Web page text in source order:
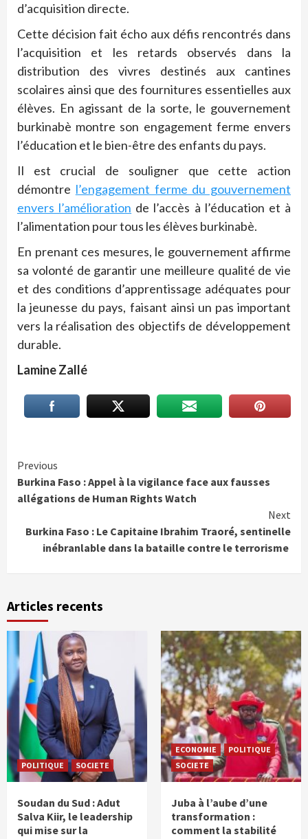
d’acquisition directe.
Cette décision fait écho aux défis rencontrés dans
l’acquisition et les retards observés dans la
distribution des vivres destinés aux cantines
scolaires ainsi que des fournitures essentielles aux
élèves. En agissant de la sorte, le gouvernement
burkinabè montre son engagement ferme envers
l’éducation et le bien-être des enfants du pays.
Il est crucial de souligner que cette action
démontre l’engagement ferme du gouvernement
envers l’amélioration de l’accès à l’éducation et à
l’alimentation pour tous les élèves burkinabè.
En prenant ces mesures, le gouvernement affirme
sa volonté de garantir une meilleure qualité de vie
et des conditions d’apprentissage adéquates pour
la jeunesse du pays, faisant ainsi un pas important
vers la réalisation des objectifs de développement
durable.
Lamine Zallé
Continue
Reading
Previous
Burkina Faso : Appel à la vigilance face aux fausses
allégations de Human Rights Watch
Next
Burkina Faso : Le Capitaine Ibrahim Traoré, sentinelle
inébranlable dans la bataille contre le terrorisme
Articles recents
POLITIQUE SOCIETE
Soudan du Sud : Adut
Salva Kiir, le leadership
qui mise sur la
ECONOMIE
POLITIQUE
SOCIETE
Juba à l’aube d’une
transformation :
comment la stabilité